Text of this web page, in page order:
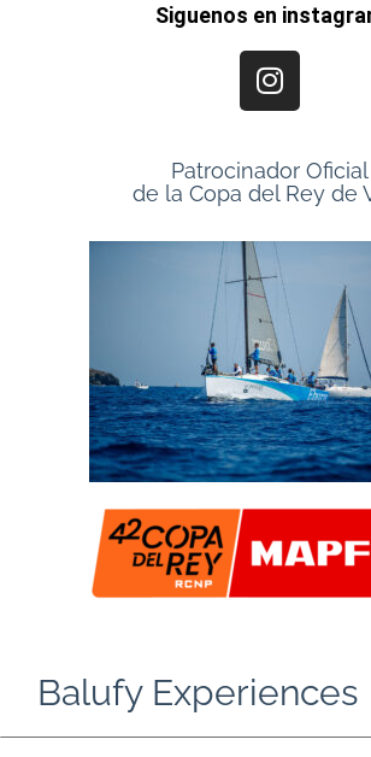
Siguenos en
Patrocinador Oficial
de la Copa del Rey de
Balufy Experiences